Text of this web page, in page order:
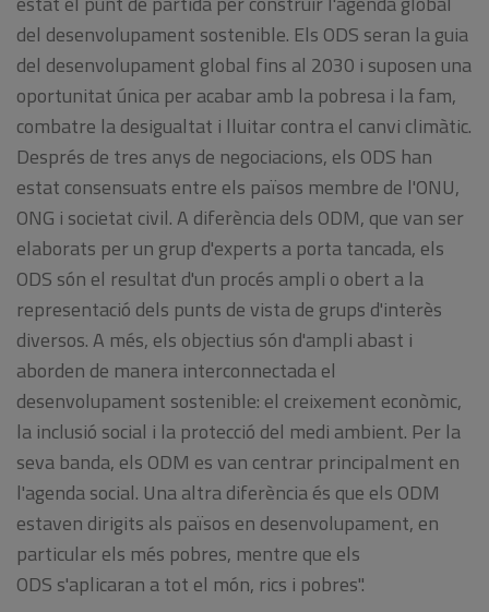
del desenvolupament sostenible. Els ODS seran la guia
del desenvolupament global fins al 2030 i suposen una
oportunitat única per acabar amb la pobresa i la fam,
combatre la desigualtat i lluitar contra el canvi climàtic.
Després de tres anys de negociacions, els ODS han
estat consensuats entre els països membre de l'ONU,
ONG i societat civil. A diferència dels ODM, que van ser
elaborats per un grup d'experts a porta tancada, els
ODS són el resultat d'un procés ampli o obert a la
representació dels punts de vista de grups d'interès
diversos. A més, els objectius són d'ampli abast i
aborden de manera interconnectada el
desenvolupament sostenible: el creixement econòmic,
la inclusió social i la protecció del medi ambient. Per la
seva banda, els ODM es van centrar principalment en
l'agenda social. Una altra diferència és que els ODM
estaven dirigits als països en desenvolupament, en
particular els més pobres, mentre que els
ODS s'aplicaran a tot el món, rics i pobres".